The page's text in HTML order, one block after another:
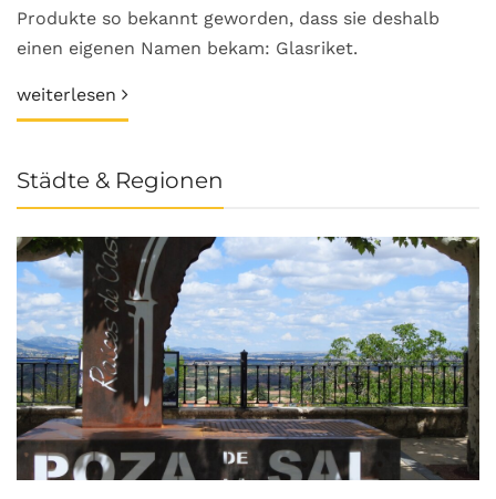
Produkte so bekannt geworden, dass sie deshalb
einen eigenen Namen bekam: Glasriket.
weiterlesen
Städte & Regionen